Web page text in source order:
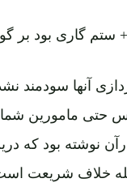
ستم گاری بود بر
آنها سودمند
حتی مامورین شما
نوشته بود که
خلاف شریعت